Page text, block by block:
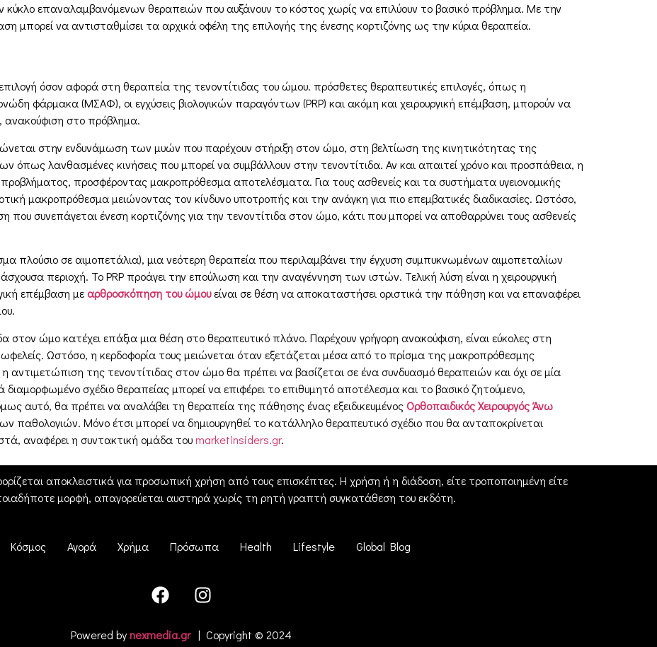
κύκλο επαναλαμβανόμενων θεραπειών που αυξάνουν το κόστος χωρίς να επιλύουν το βασικό πρόβλημα. Με την
μπορεί να αντισταθμίσει τα αρχικά οφέλη της επιλογής της ένεσης κορτιζόνης ως την κύρια θεραπεία.
επιλογή όσον αφορά στη θεραπεία της τενοντίτιδας του ώμου. πρόσθετες θεραπευτικές επιλογές, όπως η
φάρμακα (ΜΣΑΦ), οι εγχύσεις βιολογικών παραγόντων (PRP) και ακόμη και χειρουργική επέμβαση, μπορούν να
ανακούφιση στο πρόβλημα.
στην ενδυνάμωση των μυών που παρέχουν στήριξη στον ώμο, στη βελτίωση της κινητικότητας της
λανθασμένες κινήσεις που μπορεί να συμβάλλουν στην τενοντίτιδα. Αν και απαιτεί χρόνο και προσπάθεια, η
προβλήματος, προσφέροντας μακροπρόθεσμα αποτελέσματα. Για τους ασθενείς και τα συστήματα υγειονομικής
μακροπρόθεσμα μειώνοντας τον κίνδυνο υποτροπής και την ανάγκη για πιο επεμβατικές διαδικασίες. Ωστόσο,
που συνεπάγεται ένεση κορτιζόνης για την τενοντίτιδα στον ώμο, κάτι που μπορεί να αποθαρρύνει τους ασθενείς
πλούσιο σε αιμοπετάλια), μια νεότερη θεραπεία που περιλαμβάνει την έγχυση συμπυκνωμένων αιμοπεταλίων
περιοχή. Το PRP προάγει την επούλωση και την αναγέννηση των ιστών. Τελική λύση είναι η χειρουργική
επέμβαση με αρθροσκόπηση του ώμουείναι σε θέση να αποκαταστήσει οριστικά την πάθηση και να επαναφέρει
στον ώμο κατέχει επάξια μια θέση στο θεραπευτικό πλάνο. Παρέχουν γρήγορη ανακούφιση, είναι εύκολες στη
Ωστόσο, η κερδοφορία τους μειώνεται όταν εξετάζεται μέσα από το πρίσμα της μακροπρόθεσμης
της τενοντίτιδας στον ώμο θα πρέπει να βασίζεται σε ένα συνδυασμό θεραπειών και όχι σε μία
σχέδιο θεραπείας μπορεί να επιφέρει το επιθυμητό αποτέλεσμα και το βασικό ζητούμενο,
αυτό, θα πρέπει να αναλάβει τη θεραπεία της πάθησης ένας εξειδικευμένος Ορθοπαιδικός Χειρουργός Άνω
παθολογιών. Μόνο έτσι μπορεί να δημιουργηθεί το κατάλληλο θεραπευτικό σχέδιο που θα ανταποκρίνεται
αναφέρει η συντακτική ομάδα τουmarketinsiders.gr.
αποκλειστικά για προσωπική χρήση από τους επισκέπτες. Η χρήση ή η διάδοση, είτε τροποποιημένη είτε
μορφή, απαγορεύεται αυστηρά χωρίς τη ρητή γραπτή συγκατάθεση του εκδότη.
Κόσμος Αγορά Χρήμα Πρόσωπα Health Lifestyle Global Blog
Powered bynexmedia.gr| Copyright © 2024